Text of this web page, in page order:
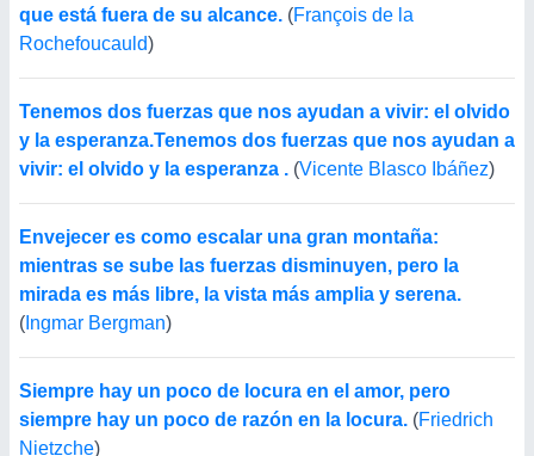
que está fuera de su alcance. (François de la
Rochefoucauld)
Tenemos dos fuerzas que nos ayudan a vivir: el olvido
y la esperanza.Tenemos dos fuerzas que nos ayudan a
vivir: el olvido y la esperanza . (Vicente Blasco Ibáñez)
Envejecer es como escalar una gran montaña:
mientras se sube las fuerzas disminuyen, pero la
mirada es más libre, la vista más amplia y serena.
( Ingmar Bergman)
Siempre hay un poco de locura en el amor, pero
siempre hay un poco de razón en la locura. (Friedrich
Nietzche)